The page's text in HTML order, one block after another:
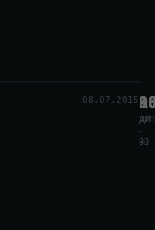
08.07.2015
АИ
-
80
АИ
-
92
ДТЛ